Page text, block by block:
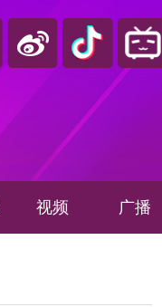
视频 广播